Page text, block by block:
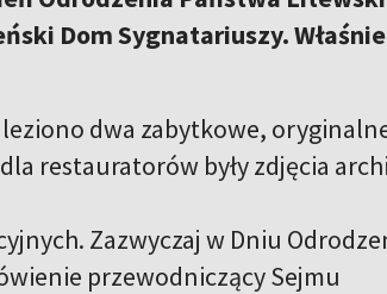
Dom Sygnatariuszy.
dwa zabytkowe,
restauratorów były zdjęcia
Zazwyczaj w Dniu
przewodniczący Sejmu